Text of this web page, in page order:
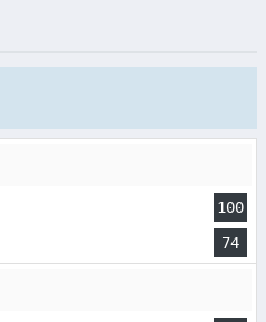
100
74